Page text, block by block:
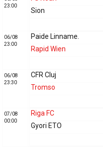
23:00
Sion
06/08
23:00
Paide Linname.
Rapid Wien
06/08
23:30
CFR Cluj
Tromso
07/08
00:00
Riga FC
Gyori ETO